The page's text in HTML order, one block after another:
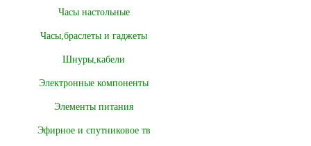
Часы настольные
Часы,браслеты и гаджеты
Шнуры,кабели
Электронные компоненты
Элементы питания
Эфирное и спутниковое тв